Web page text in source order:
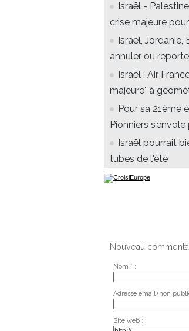
Israël -
crise majeure
Israël, Jordanie,
annuler ou
Israël : Air
majeure" à
Pour sa 21ème
Pionniers
Israël pourrait
tubes de l'été
Nouveau
Nom * :
Adresse email (non
Site web :